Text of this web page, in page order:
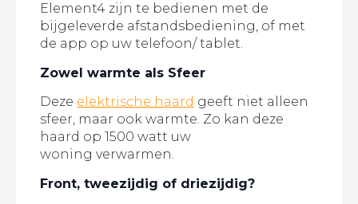
Element4 zijn te bedienen met de
bijgeleverde afstandsbediening, of met
de app op uw telefoon/ tablet.
Zowel warmte als Sfeer
Deze elektrische haard geeft niet alleen
sfeer, maar ook warmte. Zo kan deze
haard op 1500 watt uw
woning verwarmen.
Front, tweezijdig of driezijdig?